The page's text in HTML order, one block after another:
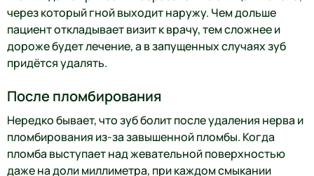
через который гной выходит наружу. Чем дольше
пациент откладывает визит к врачу, тем сложнее и
дороже будет лечение, а в запущенных случаях зуб
придётся удалять.
После пломбирования
Нередко бывает, что зуб болит после удаления нерва и
пломбирования из-за завышенной пломбы. Когда
пломба выступает над жевательной поверхностью
даже на доли миллиметра, при каждом смыкании